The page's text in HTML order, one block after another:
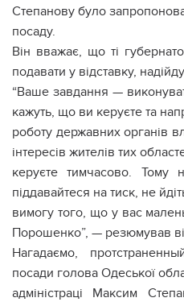
Степанову було
посаду.
Він вважає, що ті
подавати у відставку,
“Ваше завдання —
кажуть, що ви керуєте та
роботу державних органів
інтересів жителів тих
керуєте тимчасово. Тому
піддавайтеся на тиск, не
вимогу того, що у вас
Порошенко”, — резюмував
Нагадаємо,
посади голова Одеської
адміністраці Максим